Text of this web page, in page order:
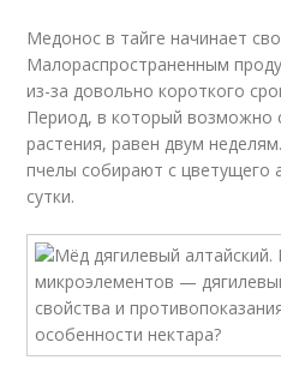
Медонос в тайге начинает
Малораспространенным
из-за довольно короткого
Период, в который возможно
растения, равен двум
пчелы собирают с цветущего
сутки.